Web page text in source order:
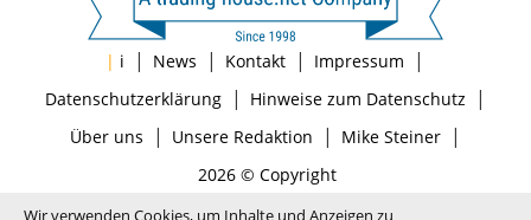
| i | News | Kontakt | Impressum |
Datenschutzerklärung| Hinweise zum Datenschutz |
Über uns | Unsere Redaktion | Mike Steiner|
2026 © Copyright
Wir verwenden Cookies, um Inhalte und Anzeigen zu